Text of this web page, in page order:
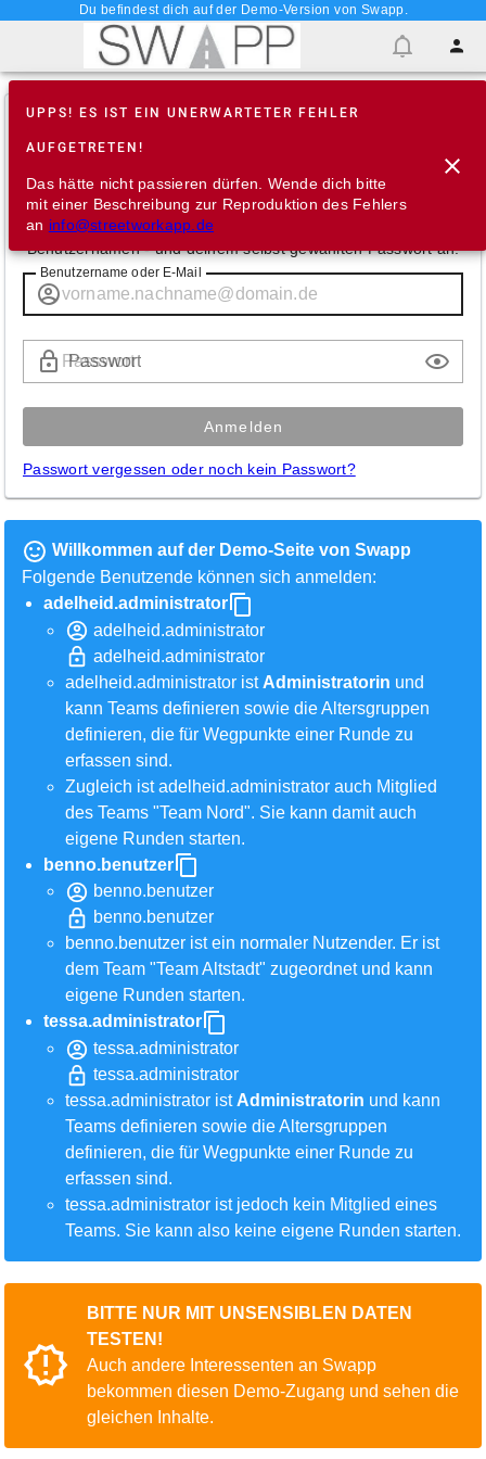
Du befindest dich auf der Demo-Version von Swapp.
Anmeldung
Bitte melde dich mit einem der unten stehenden
Zugangsdaten an
oder alternativ mit deiner E-Mail-Adresse - oder deinem
Benutzernamen - und deinem selbst gewählten Passwort an.
Benutzername oder E-Mail
Passwort
Anmelden
Passwort vergessen oder noch kein Passwort?
Willkommen auf der Demo-Seite von Swapp
Folgende Benutzende können sich anmelden:
adelheid.administrator
adelheid.administrator
adelheid.administrator
adelheid.administrator ist Administratorin und
kann Teams definieren sowie die Altersgruppen
definieren, die für Wegpunkte einer Runde zu
erfassen sind.
Zugleich ist adelheid.administrator auch Mitglied
des Teams "Team Nord". Sie kann damit auch
eigene Runden starten.
benno.benutzer
benno.benutzer
benno.benutzer
benno.benutzer ist ein normaler Nutzender. Er ist
dem Team "Team Altstadt" zugeordnet und kann
eigene Runden starten.
tessa.administrator
tessa.administrator
tessa.administrator
tessa.administrator ist Administratorin und kann
Teams definieren sowie die Altersgruppen
definieren, die für Wegpunkte einer Runde zu
erfassen sind.
tessa.administrator ist jedoch kein Mitglied eines
Teams. Sie kann also keine eigene Runden starten.
BITTE NUR MIT UNSENSIBLEN DATEN
TESTEN!
Auch andere Interessenten an Swapp
bekommen diesen Demo-Zugang und sehen die
gleichen Inhalte.
UPPS! ES IST EIN UNERWARTETER FEHLER
AUFGETRETEN!
Das hätte nicht passieren dürfen. Wende dich bitte
mit einer Beschreibung zur Reproduktion des Fehlers
an info@streetworkapp.de